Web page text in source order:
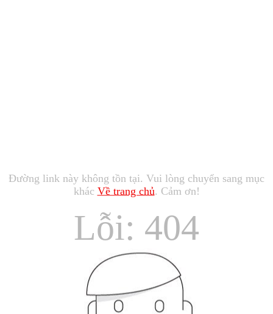
Đường link này không tồn tại. Vui lòng chuyển sang mục
khác Về trang chủ. Cảm ơn!
Lỗi: 404